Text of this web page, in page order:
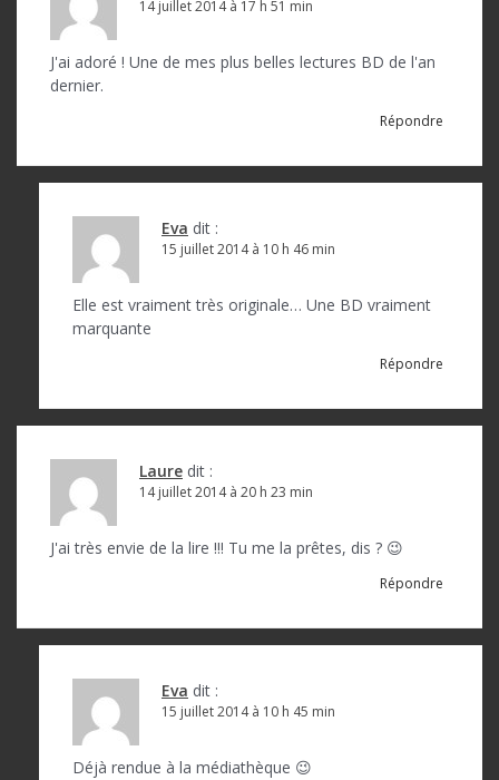
14 juillet 2014 à 17 h 51 min
J'ai adoré ! Une de mes plus belles lectures BD de l'an
dernier.
Répondre
Eva dit :
15 juillet 2014 à 10 h 46 min
Elle est vraiment très originale… Une BD vraiment
marquante
Répondre
Laure dit :
14 juillet 2014 à 20 h 23 min
J'ai très envie de la lire !!! Tu me la prêtes, dis ? 😉
Répondre
Eva dit :
15 juillet 2014 à 10 h 45 min
Déjà rendue à la médiathèque 😉